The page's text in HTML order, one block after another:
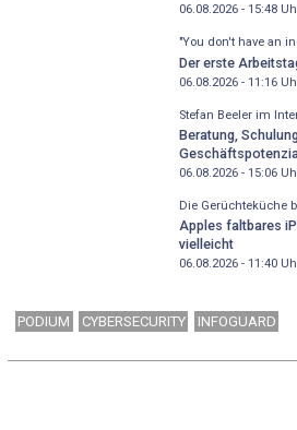
06.08.2026 - 15:48
"You don't have an
Der erste
06.08.2026 - 11:16
Stefan Beeler im
Beratung,
06.08.2026 - 15:06
Die Gerüchteküche
Apples faltbares
vielleicht
06.08.2026 - 11:40
PODIUM CYBERSECURITY INFOGUARD